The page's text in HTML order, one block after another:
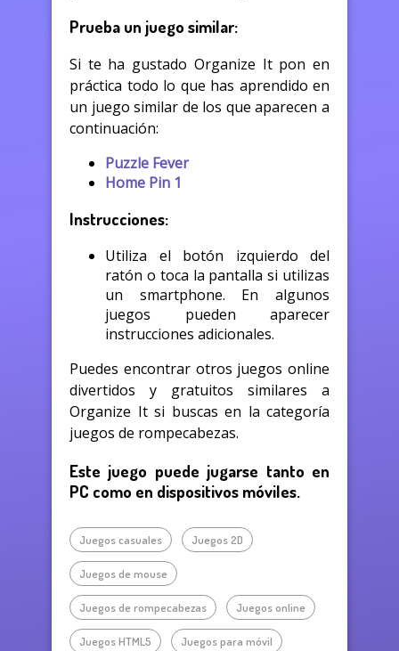
Prueba un juego similar:
Si te ha gustado Organize It pon en
práctica todo lo que has aprendido en
un juego similar de los que aparecen a
continuación:
Puzzle Fever
Home Pin 1
Instrucciones:
Utiliza el botón izquierdo del
ratón o toca la pantalla si utilizas
un smartphone. En algunos
juegos pueden aparecer
instrucciones adicionales.
Puedes encontrar otros juegos online
divertidos y gratuitos similares a
Organize It si buscas en la categoría
juegos de rompecabezas.
Este juego puede jugarse tanto en
PC como en dispositivos móviles.
Juegos casuales Juegos 2D
Juegos de mouse
Juegos de rompecabezas Juegos online
Juegos HTML5 Juegos para móvil